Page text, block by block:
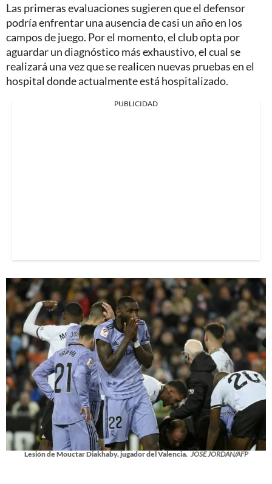
Las primeras evaluaciones sugieren que el defensor
podría enfrentar una ausencia de casi un año en los
campos de juego. Por el momento, el club opta por
aguardar un diagnóstico más exhaustivo, el cual se
realizará una vez que se realicen nuevas pruebas en el
hospital donde actualmente está hospitalizado.
PUBLICIDAD
Lesión de Mouctar Diakhaby, jugador del Valencia. JOSE JORDAN/AFP